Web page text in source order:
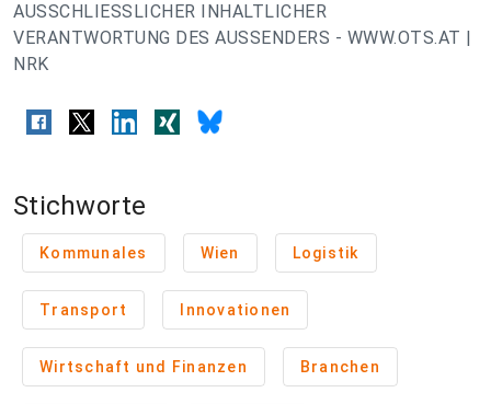
AUSSCHLIESSLICHER INHALTLICHER
VERANTWORTUNG DES AUSSENDERS - WWW.OTS.AT |
NRK
Stichworte
Kommunales Wien Logistik
Transport Innovationen
Wirtschaft und Finanzen Branchen